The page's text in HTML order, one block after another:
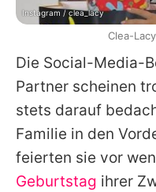
Die Social-Media-
Partner scheinen
stets darauf
Familie in den
feierten sie vor
Geburtstag ihrer
Instagram / clea_lacy
Clea-